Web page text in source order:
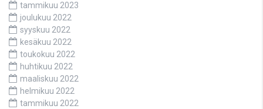
tammikuu 2023
joulukuu 2022
syyskuu 2022
kesäkuu 2022
toukokuu 2022
huhtikuu 2022
maaliskuu 2022
helmikuu 2022
tammikuu 2022